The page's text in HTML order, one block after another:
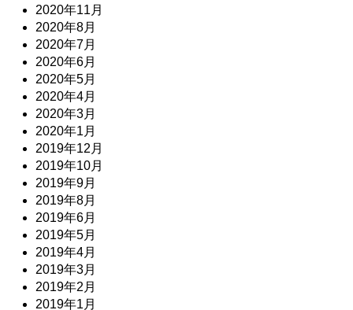
2020年11月
2020年8月
2020年7月
2020年6月
2020年5月
2020年4月
2020年3月
2020年1月
2019年12月
2019年10月
2019年9月
2019年8月
2019年6月
2019年5月
2019年4月
2019年3月
2019年2月
2019年1月